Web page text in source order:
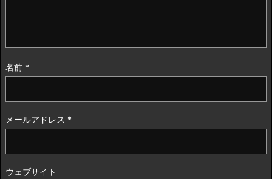
名前 *
メールアドレス *
ウェブサイト